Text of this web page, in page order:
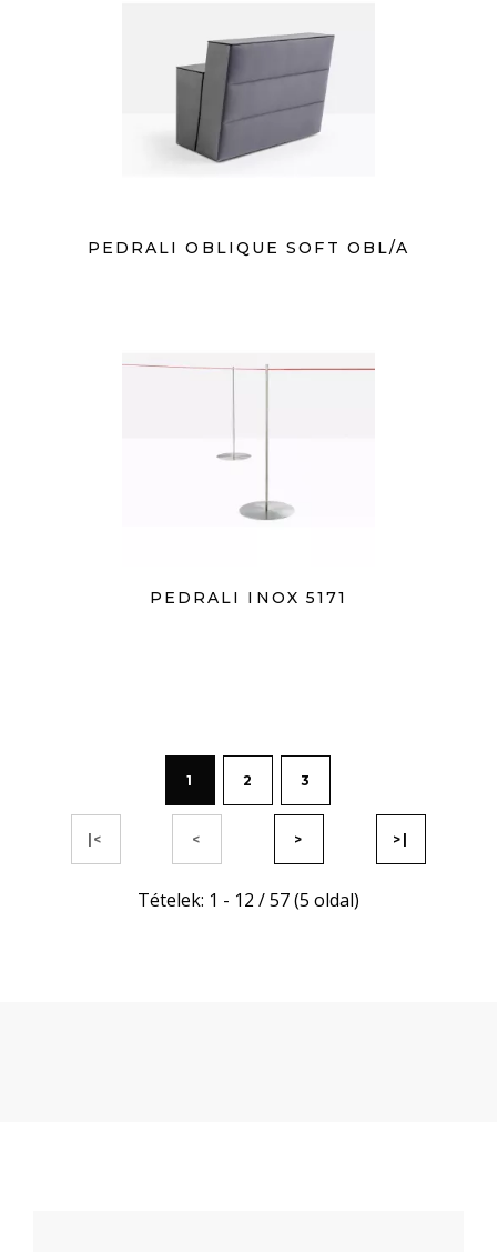
PEDRALI OBLIQUE SOFT OBL/A
PEDRALI INOX 5171
|< <
1 2 3
> >|
Tételek: 1 - 12 / 57 (5 oldal)